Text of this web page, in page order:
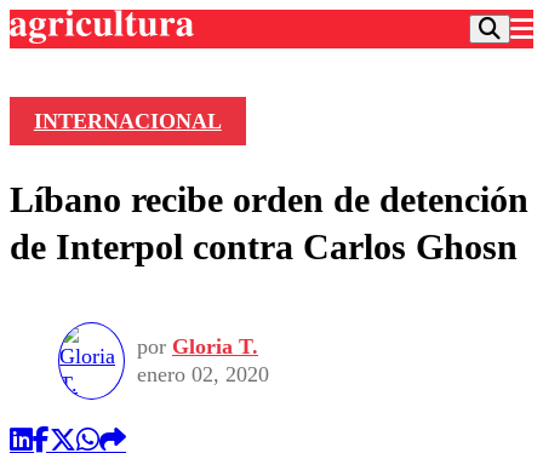
Frecuencias
Agricultura TV
Deportes
Motor
Otros Deportes
Dato Practico
Vida Social
Publicaciones en medios
INTERNACIONAL
Líbano recibe orden de detención
de Interpol contra Carlos Ghosn
por Gloria T.
enero 02, 2020